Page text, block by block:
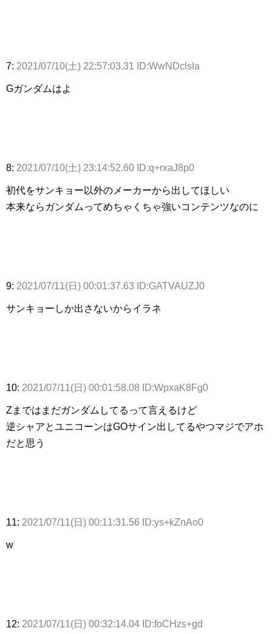
7: 2021/07/10(土) 22:57:03.31 ID:WwNDclsIa
Gガンダムはよ
8: 2021/07/10(土) 23:14:52.60 ID:q+rxaJ8p0
初代をサンキョー以外のメーカーから出してほしい
本来ならガンダムってめちゃくちゃ強いコンテンツなのに
9: 2021/07/11(日) 00:01:37.63 ID:GATVAUZJ0
サンキョーしか出さないからイラネ
10: 2021/07/11(日) 00:01:58.08 ID:WpxaK8Fg0
Zまではまだガンダムしてるって言えるけど
逆シャアとユニコーンはGOサイン出してるやつマジでアホ
だと思う
11: 2021/07/11(日) 00:11:31.56 ID:ys+kZnAo0
w
12: 2021/07/11(日) 00:32:14.04 ID:foCHzs+gd